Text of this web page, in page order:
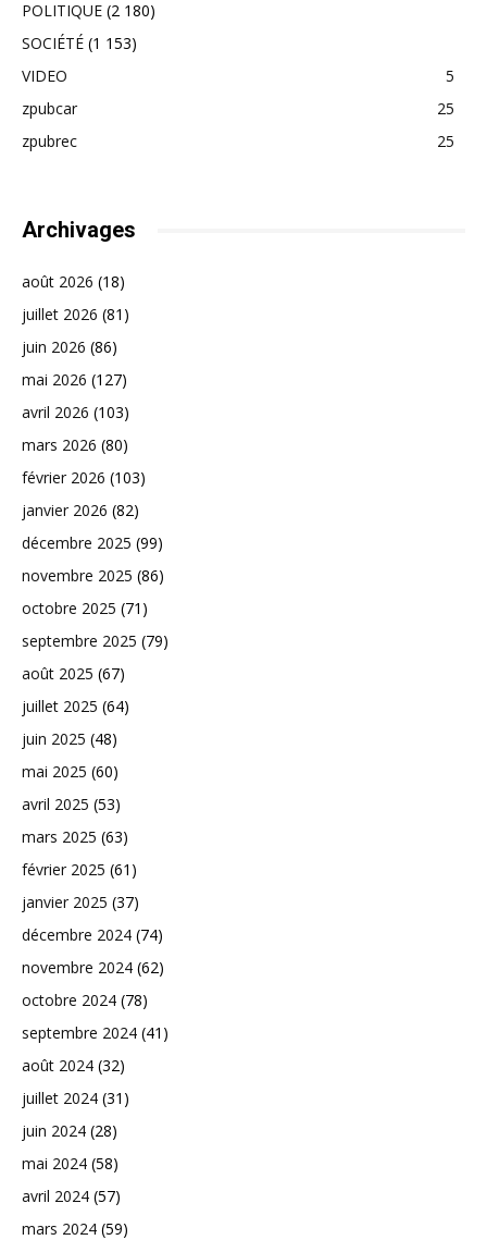
POLITIQUE (2 180)
SOCIÉTÉ (1 153)
VIDEO
5
zpubcar
25
zpubrec
25
Archivages
août 2026 (18)
juillet 2026 (81)
juin 2026 (86)
mai 2026 (127)
avril 2026 (103)
mars 2026 (80)
février 2026 (103)
janvier 2026 (82)
décembre 2025 (99)
novembre 2025 (86)
octobre 2025 (71)
septembre 2025 (79)
août 2025 (67)
juillet 2025 (64)
juin 2025 (48)
mai 2025 (60)
avril 2025 (53)
mars 2025 (63)
février 2025 (61)
janvier 2025 (37)
décembre 2024 (74)
novembre 2024 (62)
octobre 2024 (78)
septembre 2024 (41)
août 2024 (32)
juillet 2024 (31)
juin 2024 (28)
mai 2024 (58)
avril 2024 (57)
mars 2024 (59)